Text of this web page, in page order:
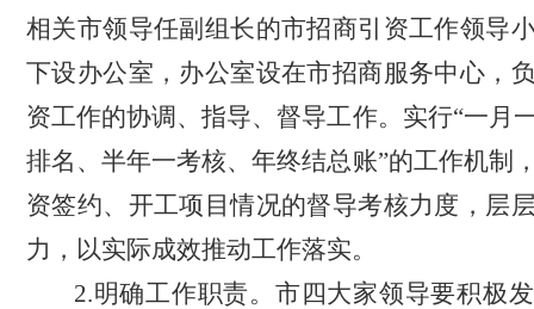
相关市领导任副组长的市招商引资工作领导
下设办公室，办公室设在市招商服务中心，
资工作的协调、指导、督导工作。实行“一月
排名、半年一考核、年终结总账”的工作机制
资签约、开工项目情况的督导考核力度，层
力，以实际成效推动工作落实。
2.明确工作职责。市四大家领导要积极